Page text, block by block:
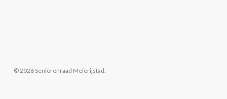
© 2026 Seniorenraad Meierijstad.